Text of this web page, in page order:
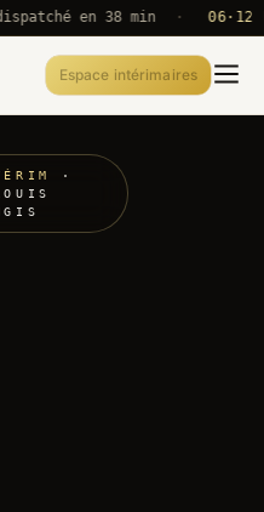
en 38 min · 06·12 UTC
Espace intérimaires
·